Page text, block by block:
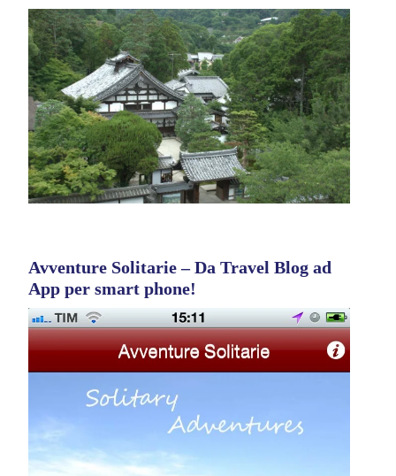
Avventure Solitarie – Da Travel Blog ad
App per smart phone!